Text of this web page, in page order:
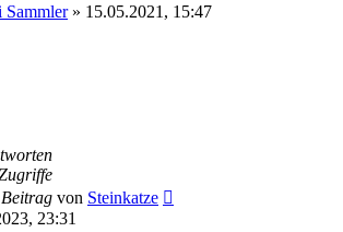
Sammler» 15.05.2021, 15:47
von Steinkatze
23:31